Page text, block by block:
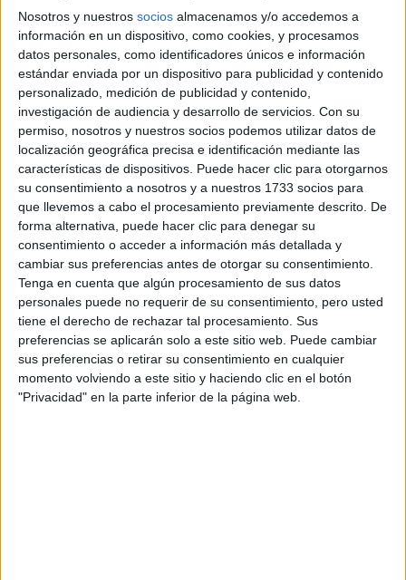
Nosotros y nuestros socios almacenamos y/o accedemos a
información en un dispositivo, como cookies, y procesamos
datos personales, como identificadores únicos e información
estándar enviada por un dispositivo para publicidad y contenido
personalizado, medición de publicidad y contenido,
investigación de audiencia y desarrollo de servicios. Con su
permiso, nosotros y nuestros socios podemos utilizar datos de
localización geográfica precisa e identificación mediante las
características de dispositivos. Puede hacer clic para otorgarnos
su consentimiento a nosotros y a nuestros 1733 socios para
que llevemos a cabo el procesamiento previamente descrito. De
forma alternativa, puede hacer clic para denegar su
consentimiento o acceder a información más detallada y
cambiar sus preferencias antes de otorgar su consentimiento.
Tenga en cuenta que algún procesamiento de sus datos
personales puede no requerir de su consentimiento, pero usted
tiene el derecho de rechazar tal procesamiento. Sus
preferencias se aplicarán solo a este sitio web. Puede cambiar
sus preferencias o retirar su consentimiento en cualquier
momento volviendo a este sitio y haciendo clic en el botón
"Privacidad" en la parte inferior de la página web.
Doble Grado en Derecho + Administración y Dirección de
Máster Universitario en Abogacía y Procura
Máster Universitario en Administración y Dirección de Empresas
Máster Universitario en Análisis y Prevención del Crimen
Máster Universitario en Asesoría Fiscal
Máster Universitario en Auditoría de Cuentas
Máster Universitario en Contabilidad y Finanzas Avanzadas
Máster Universitario en Derecho y Sociedad Digital
Máster Universitario en Formación del Profesorado de ESO y
Máster Universitario en Igualdad y Género en el Ámbito Público y
Máster Universitario en Innovación en Periodismo
Máster Universitario en Intervención Criminológica y Victimológica
¡Síguenos en Facebook!